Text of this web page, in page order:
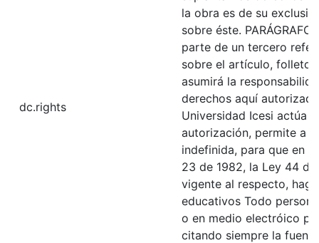
dc.rights
la obra es de su
sobre éste.
parte de un tercero
sobre el artículo, folleto
asumirá la
derechos aquí
Universidad Icesi actúa
autorización, permite a
indefinida, para que en
23 de 1982, la Ley 44
vigente al respecto,
educativos Todo
o en medio electróico
citando siempre la